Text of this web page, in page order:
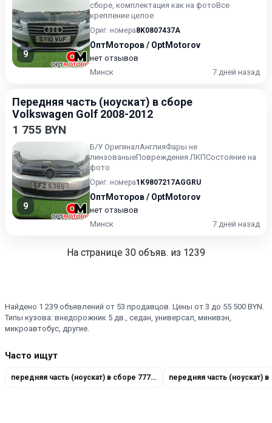
9
сборе, комплектация как на фотоВсе
крепление целое
Ориг. номера8K0807437A
ОптМоторов / OptMotorov
нет отзывов
Минск
7 дней назад
Передняя часть (ноускат) в сборе
Volkswagen Golf 2008-2012
1 755 BYN
9
Б/У ОригиналАнглияФары не
линзованыеПовреждения ЛКПСостояние на
фото
Ориг. номера1K9807217AGGRU
ОптМоторов / OptMotorov
нет отзывов
Минск
7 дней назад
На странице 30 объяв. из 1239
Найдено 1 239 объявлений от 53 продавцов. Цены от 3 до 55 500 BYN.
Типы кузова: внедорожник 5 дв., седан, универсал, минивэн,
микроавтобус, другие.
Часто ищут
передняя часть (ноускат) в сборе 7777777